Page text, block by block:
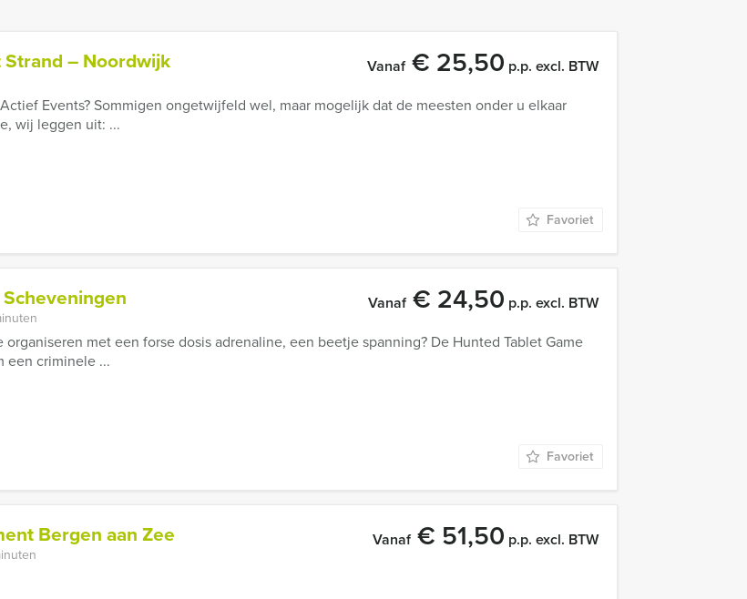
– Noordwijk
Vanaf€ 25,50 p.p. excl. BTW
Events? Sommigen ongetwijfeld wel, maar mogelijk dat de meesten onder u elkaar
wij leggen uit: ...
Favoriet
Vanaf€ 24,50 p.p. excl. BTW
met een forse dosis adrenaline, een beetje spanning? De Hunted Tablet Game
een criminele ...
Favoriet
Bergen aan Zee Vanaf€ 51,50 p.p. excl. BTW